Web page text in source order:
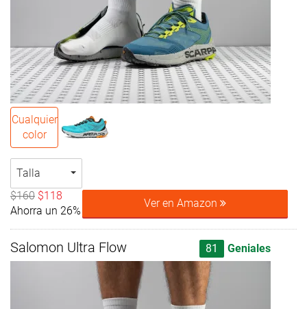
Cualquier
color
Talla
$160 $118
Ahorra un 26%
Ver en Amazon
Salomon Ultra Flow 81 Geniales